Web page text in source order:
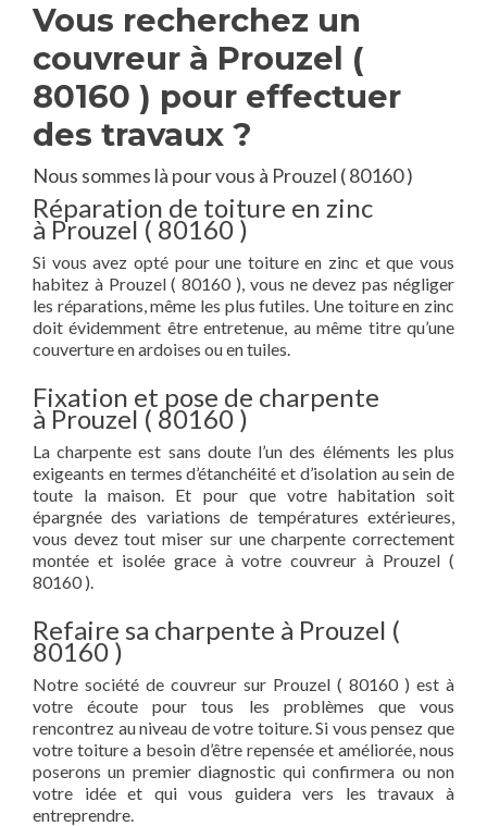
Vous recherchez un
couvreur à Prouzel (
80160 ) pour effectuer
des travaux ?
Nous sommes là pour vous à Prouzel ( 80160 )
Réparation de toiture en zinc
à Prouzel ( 80160 )
Si vous avez opté pour une toiture en zinc et que vous
habitez à Prouzel ( 80160 ), vous ne devez pas négliger
les réparations, même les plus futiles. Une toiture en zinc
doit évidemment être entretenue, au même titre qu’une
couverture en ardoises ou en tuiles.
Fixation et pose de charpente
à Prouzel ( 80160 )
La charpente est sans doute l’un des éléments les plus
exigeants en termes d’étanchéité et d’isolation au sein de
toute la maison. Et pour que votre habitation soit
épargnée des variations de températures extérieures,
vous devez tout miser sur une charpente correctement
montée et isolée grace à votre couvreur à Prouzel (
80160 ).
Refaire sa charpente à Prouzel (
80160 )
Notre société de couvreur sur Prouzel ( 80160 ) est à
votre écoute pour tous les problèmes que vous
rencontrez au niveau de votre toiture. Si vous pensez que
votre toiture a besoin d’être repensée et améliorée, nous
poserons un premier diagnostic qui confirmera ou non
votre idée et qui vous guidera vers les travaux à
entreprendre.